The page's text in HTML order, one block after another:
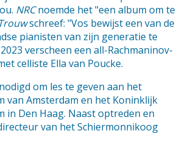
NRCnoemde het "een album om te
schreef: "Vos bewijst een van de
pianisten van zijn generatie te
verscheen een all-Rachmaninov-
celliste Ella van Poucke.
om les te geven aan het
van Amsterdam en het Koninklijk
in Den Haag. Naast optreden en
van het Schiermonnikoog